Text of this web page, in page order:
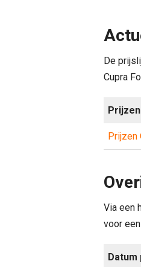
De
Cupra
Prijzen
Via een
voor